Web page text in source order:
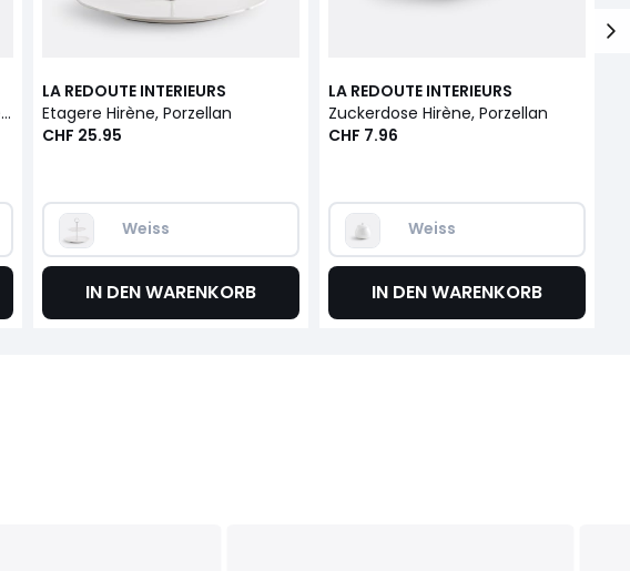
4er-Set Kaffeetassen und Untertassen Hirène
LA REDOUTE INTERIEURS
Etagere Hirène, Porzellan
CHF 25.95
Weiss
IN DEN WARENKORB
LA REDOUTE INTERIEURS
Zuckerdose Hirène, Porzellan
CHF 7.96
Weiss
IN DEN WARENKORB